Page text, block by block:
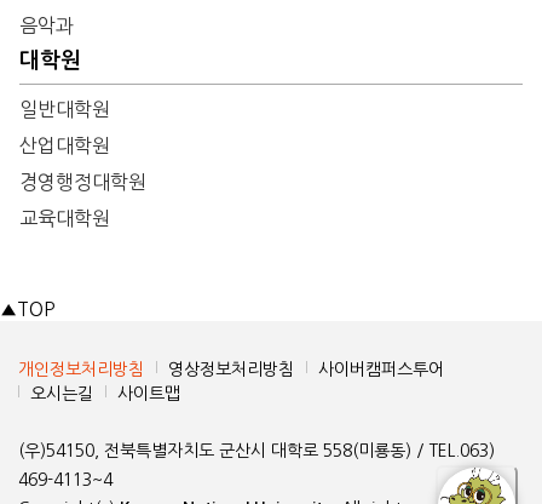
음악과
대학원
일반대학원
산업대학원
경영행정대학원
교육대학원
▲ TOP
개인정보처리방침 영상정보처리방침
사이버캠퍼스투어
오시는길
사이트맵
(우)54150, 전북특별자치도 군산시 대학로 558(미룡동) / TEL.063)
469-4113~4